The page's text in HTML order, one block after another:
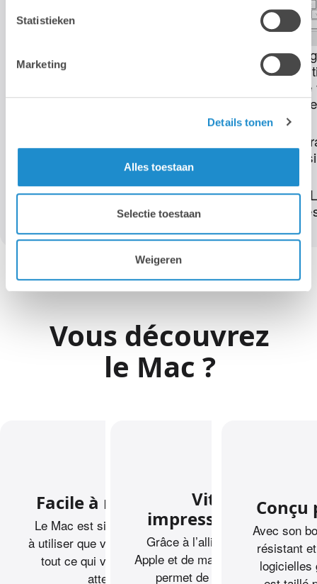
Statistieken
Marketing
Details tonen
Alles toestaan
Selectie toestaan
Weigeren